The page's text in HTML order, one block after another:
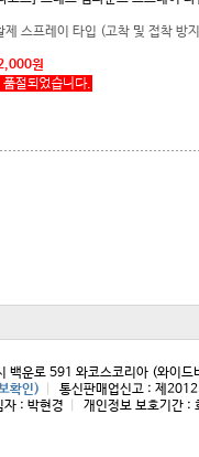
원
백운로 591 와코스코리아 (와이드
확인) 통신판매업신고 : 제
자 : 박현경 개인정보 보호기간 :